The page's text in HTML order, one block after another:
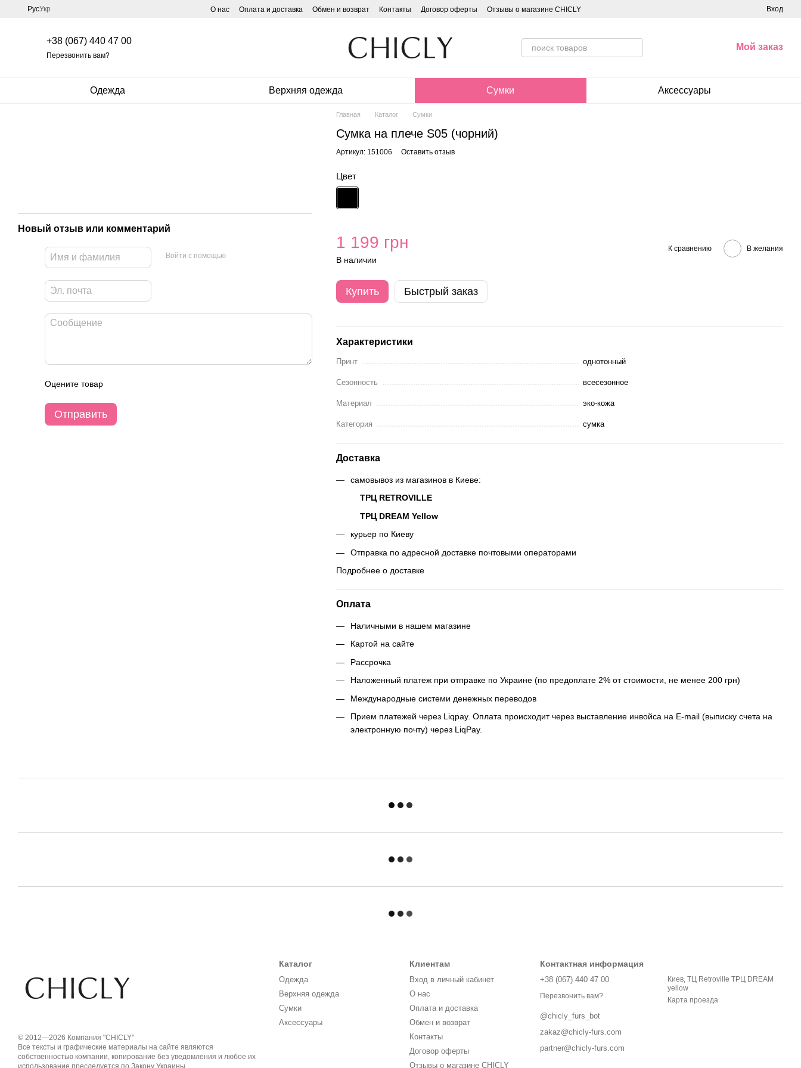
Перейти к основному контенту
РусУкр О нас Оплата и доставка Обмен и возврат Контакты Договор оферты Отзывы о магазине CHICLY Вход
+38 (067) 440 47 00
Перезвонить вам?
Мой заказ
Одежда Верхняя одежда Сумки Аксессуары
Новый отзыв или комментарий
Войти с помощью
Оцените товар
Отправить
Главная Каталог Сумки
Сумка на плече S05 (чорний)
Артикул: 151006 Оставить отзыв
Цвет
1 199 грн
В наличии
К сравнению В желания
Купить Быстрый заказ
Характеристики
Принт однотонный
Сезонность всесезонное
Материал эко-кожа
Категория сумка
Доставка
самовывоз из магазинов в Киеве:
ТРЦ RETROVILLE
ТРЦ DREAM Yellow
курьер по Киеву
Отправка по адресной доставке почтовыми операторами
Подробнее о доставке
Оплата
Наличными в нашем магазине
Картой на сайте
Рассрочка
Наложенный платеж при отправке по Украине (по предоплате 2% от стоимости, не менее 200 грн)
Международные системи денежных переводов
Прием платежей через Liqpay. Оплата происходит через выставление инвойса на E-mail (выписку счета на
электронную почту) через LiqPay.
© 2012—2026 Компания "CHICLY"
Все тексты и графические материалы на сайте являются
собственностью компании, копирование без уведомления и любое их
Каталог
Одежда
Верхняя одежда
Сумки
Аксессуары
Клиентам
Вход в личный кабинет
О нас
Оплата и доставка
Обмен и возврат
Контакты
Договор оферты
Отзывы о магазине CHICLY
Контактная информация
+38 (067) 440 47 00
Перезвонить вам?
@chicly_furs_bot
zakaz@chicly-furs.com
partner@chicly-furs.com
Киев, ТЦ Retroville ТРЦ DREAM
yellow
Карта проезда